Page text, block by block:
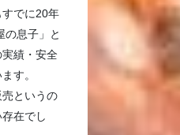
でに20年
の息子」と
績・安全
す。
売というの
在でし